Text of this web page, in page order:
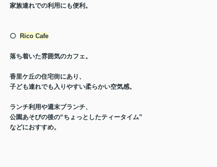
家族連れでの利用にも便利。
⚪️ Rico Cafe
落ち着いた雰囲気のカフェ。
香里ケ丘の住宅街にあり、
子ども連れでも入りやすい柔らかい空気感。
ランチ利用や週末ブランチ、
公園あそびの後の“ちょっとしたティータイム”
などにおすすめ。